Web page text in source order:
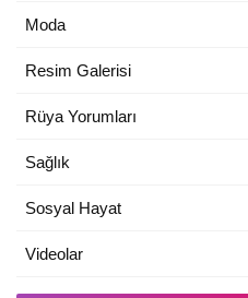
Moda
Resim Galerisi
Rüya Yorumları
Sağlık
Sosyal Hayat
Videolar